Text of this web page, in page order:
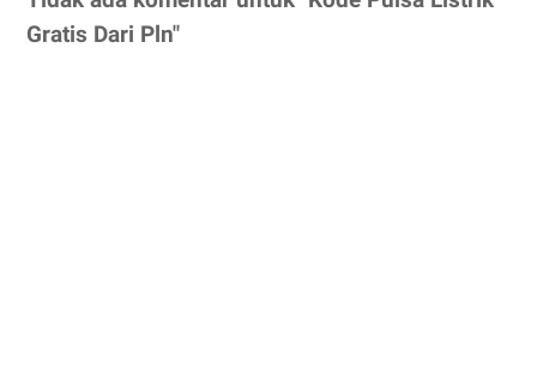
Gratis Dari Pln"